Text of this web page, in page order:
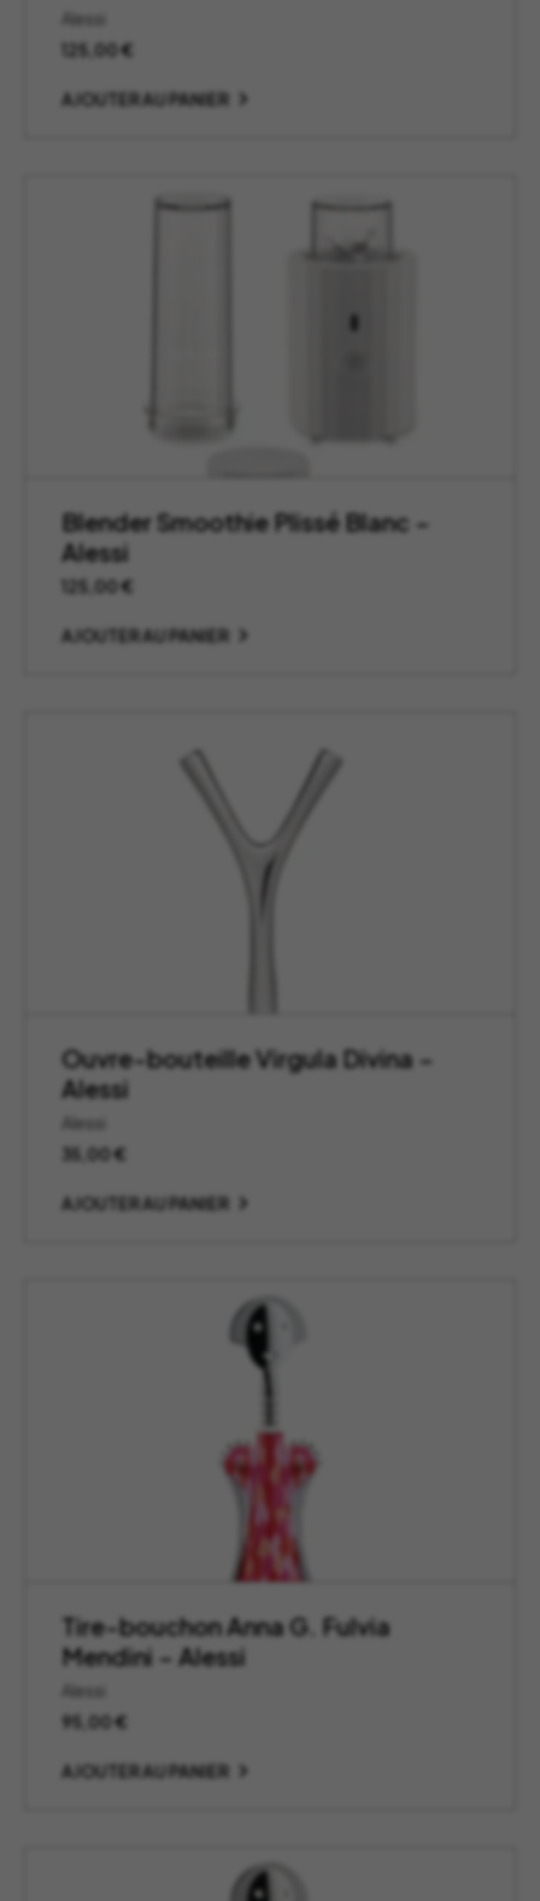
Alessi
125,00€
AJOUTER AU PANIER
Blender Smoothie Plissé Blanc –
Alessi
125,00€
AJOUTER AU PANIER
Ouvre-bouteille Virgula Divina –
Alessi
Alessi
35,00€
AJOUTER AU PANIER
Tire-bouchon Anna G. Fulvia
Mendini – Alessi
Alessi
95,00€
AJOUTER AU PANIER